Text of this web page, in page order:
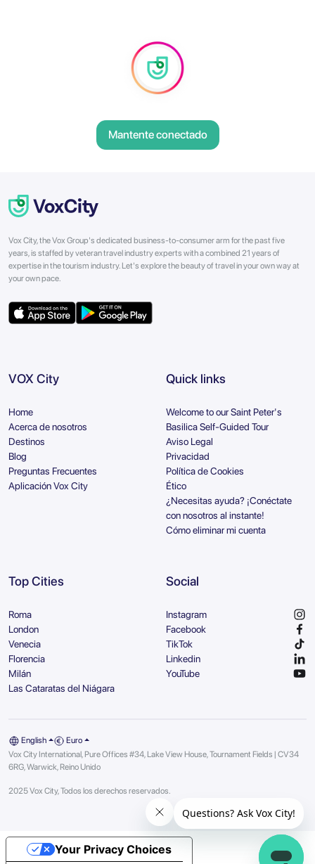
Mantente conectado
Vox City, the Vox Group's dedicated business-to-consumer arm for the past five
years, is staffed by veteran travel industry experts with a combined 21 years of
expertise in the tourism industry. Let's explore the beauty of travel in your own way at
your own pace.
VOX City
Home
Acerca de nosotros
Destinos
Blog
Preguntas Frecuentes
Aplicación Vox City
Quick links
Welcome to our Saint Peter's
Basilica Self-Guided Tour
Aviso Legal
Privacidad
Política de Cookies
Ético
¿Necesitas ayuda? ¡Conéctate
con nosotros al instante!
Cómo eliminar mi cuenta
Top Cities
Roma
London
Venecia
Florencia
Milán
Las Cataratas del Niágara
Social
Instagram
Facebook
TikTok
Linkedin
YouTube
English
Euro
Vox City International, Pure Offices #34, Lake View House, Tournament Fields | CV34
6RG, Warwick, Reino Unido
2025 Vox City, Todos los derechos reservados.
Your Privacy Choices